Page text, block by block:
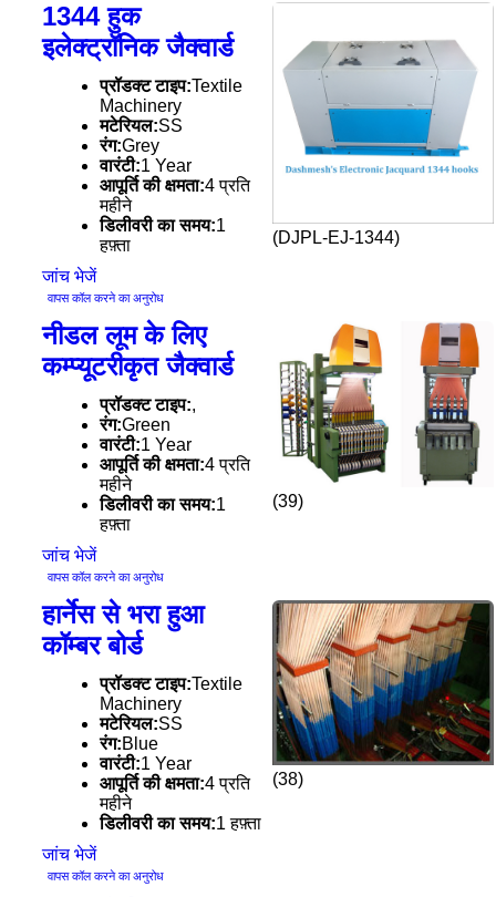
(DJPL-EJ-1344)
1344 हुक
इलेक्ट्रॉनिक जैक्वार्ड
प्रॉडक्ट टाइप:Textile
Machinery
मटेरियल:SS
रंग:Grey
वारंटी:1 Year
आपूर्ति की क्षमता:4 प्रति
महीने
डिलीवरी का समय:1
हफ़्ता
जांच भेजें
वापस कॉल करने का अनुरोध
(39)
नीडल लूम के लिए
कम्प्यूटरीकृत जैक्वार्ड
प्रॉडक्ट टाइप:,
रंग:Green
वारंटी:1 Year
आपूर्ति की क्षमता:4 प्रति
महीने
डिलीवरी का समय:1
हफ़्ता
जांच भेजें
वापस कॉल करने का अनुरोध
(38)
हार्नेस से भरा हुआ
कॉम्बर बोर्ड
प्रॉडक्ट टाइप:Textile
Machinery
मटेरियल:SS
रंग:Blue
वारंटी:1 Year
आपूर्ति की क्षमता:4 प्रति
महीने
डिलीवरी का समय:1 हफ़्ता
जांच भेजें
वापस कॉल करने का अनुरोध